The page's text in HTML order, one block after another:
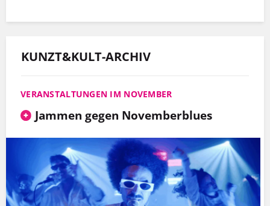
KUNZT&KULT-ARCHIV
VERANSTALTUNGEN IM NOVEMBER
Jammen gegen Novemberblues